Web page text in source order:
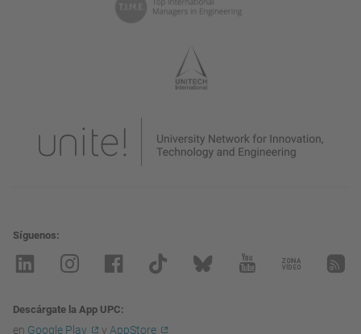
Síguenos
Descárgate la App UPC
en Google Play y AppStore